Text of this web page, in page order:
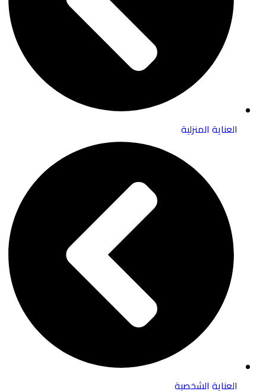
العناية المنزلية
العناية الشخصية